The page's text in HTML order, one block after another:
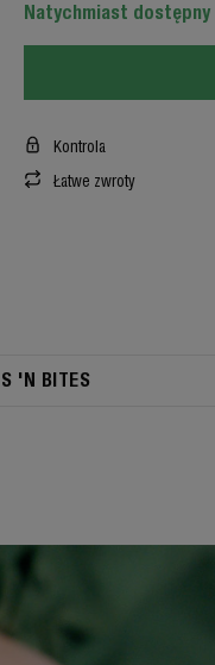
Natychmiast dostępny
Kontrola
Łatwe zwroty
'N BITES